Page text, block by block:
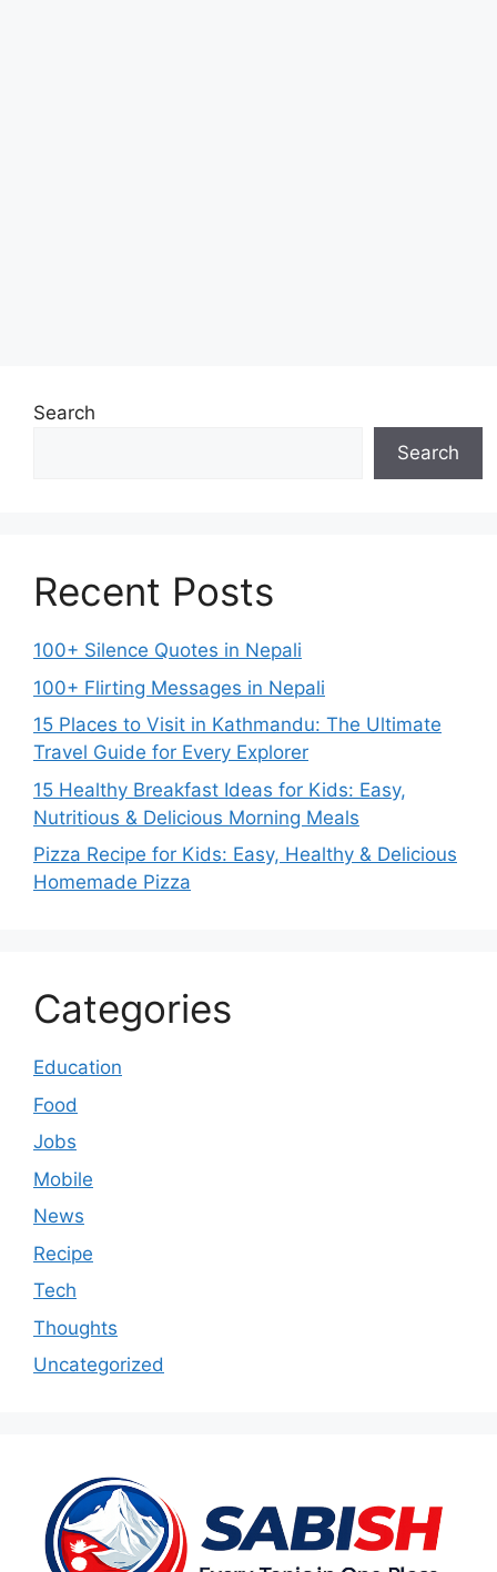
Search
Search
Recent Posts
100+ Silence Quotes in Nepali
100+ Flirting Messages in Nepali
15 Places to Visit in Kathmandu: The Ultimate
Travel Guide for Every Explorer
15 Healthy Breakfast Ideas for Kids: Easy,
Nutritious & Delicious Morning Meals
Pizza Recipe for Kids: Easy, Healthy & Delicious
Homemade Pizza
Categories
Education
Food
Jobs
Mobile
News
Recipe
Tech
Thoughts
Uncategorized